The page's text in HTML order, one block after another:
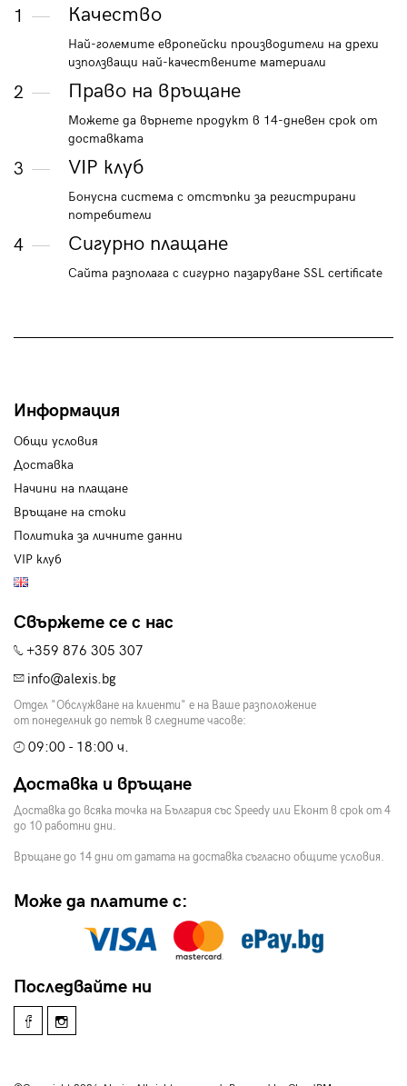
1 Качество
Най-големите европейски производители на дрехи
използващи най-качествените материали
2 Право на връщане
Можете да върнете продукт в 14-дневен срок от
доставката
3 VIP клуб
Бонусна система с отстъпки за регистрирани
потребители
4 Сигурно плащане
Сайта разполага с сигурно пазаруване SSL certificate
Информация
Общи условия
Доставка
Начини на плащане
Връщане на стоки
Политика за личните данни
VIP клуб
Свържете се с нас
+359 876 305 307
info@alexis.bg
Отдел "Обслужване на клиенти" е на Ваше разположение
от понеделник до петък в следните часове:
09:00 - 18:00 ч.
Доставка и връщане
Доставка до всяка точка на България със Speedy или Еконт в срок от 4
до 10 работни дни.
Връщане до 14 дни от датата на доставка съгласно общите условия.
Може да платите с:
Последвайте ни